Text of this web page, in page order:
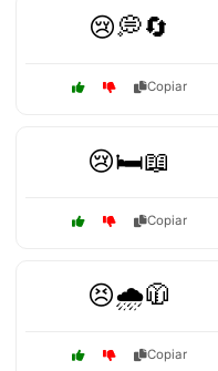
😢💭🔄
Copiar
😢🛏️📖
Copiar
😣🌧️🧥
Copiar